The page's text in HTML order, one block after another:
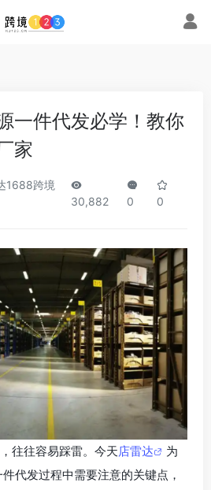
一件代发必学！教你
家
1688跨境
30,882 0 0
往往容易踩雷。今天店雷达
为
代发过程中需要注意的关键点，